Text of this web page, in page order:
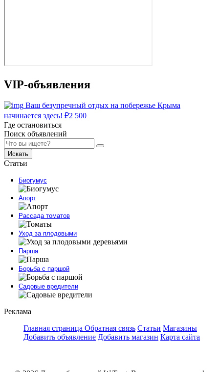
VIP-объявления
Ваш безупречный отдых на побережье Крыма
начинается здесь! ₽2 500
Где остановиться
Поиск объявлений
Искать
Статьи
Биогумус
Апорт
Рассада томатов
Уход за плодовыми
Парша
Борьба с паршой
Садовые вредители
Реклама
Главная страница Обратная связь Статьи Магазины
Добавить объявление Добавить магазин Карта сайта